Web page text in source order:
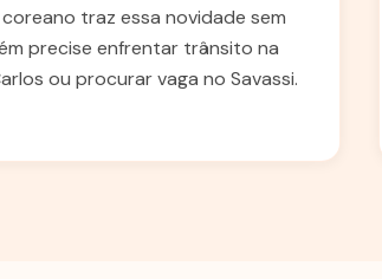
traz essa novidade sem
precise enfrentar trânsito na
ou procurar vaga no Savassi.